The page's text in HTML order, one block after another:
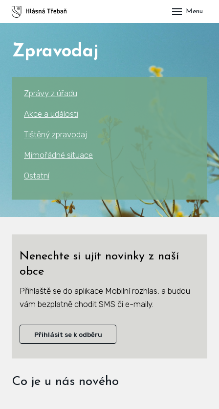
Menu
Zpravodaj
Zprávy z úřadu
Akce a události
Tištěný zpravodaj
Mimořádné situace
Ostatní
Nenechte si ujít novinky z naší
obce
Přihlaště se do aplikace Mobilní rozhlas, a budou
vám bezplatně chodit SMS či e-maily.
Přihlásit se k odběru
Co je u nás nového